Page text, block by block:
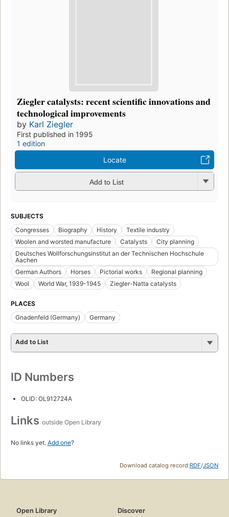
Ziegler catalysts: recent scientific innovations and
technological improvements
by Karl Ziegler
First published in 1995
1 edition
Locate
Add to List
SUBJECTS
Congresses
Biography History
Textile industry
Woolen and worsted manufacture
Catalysts
City planning
Deutsches Wollforschungsinstitut an der Technischen Hochschule
Aachen
German Authors
Horses Pictorial works
Regional planning
Wool
World War, 1939-1945 Ziegler-Natta catalysts
PLACES
Gnadenfeld (Germany)
Germany
Add to List
ID Numbers
OLID: OL912724A
Links outside Open Library
No links yet. Add one?
Download catalog record:RDF/JSON
Open Library
Discover